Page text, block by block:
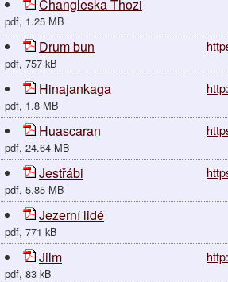
Changleska Thozi
pdf, 1.25 MB
Drum bun
pdf, 757 kB
Hinajankaga
pdf, 1.8 MB
Huascaran
pdf, 24.64 MB
Jestřábi
pdf, 5.85 MB
Jezerní lidé
pdf, 771 kB
Jilm
pdf, 83 kB